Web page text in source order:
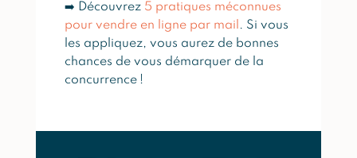
➡️ Découvrez 5 pratiques méconnues
pour vendre en ligne par mail . Si vous
les appliquez, vous aurez de bonnes
chances de vous démarquer de la
concurrence !